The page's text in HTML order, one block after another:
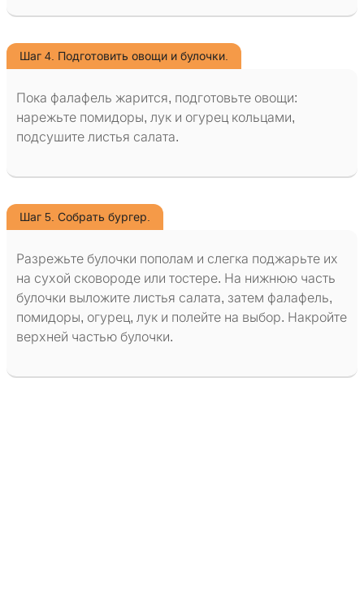
Шаг 4. Подготовить овощи и булочки.
Пока фалафель жарится, подготовьте овощи:
нарежьте помидоры, лук и огурец кольцами,
подсушите листья салата.
Шаг 5. Собрать бургер.
Разрежьте булочки пополам и слегка поджарьте их
на сухой сковороде или тостере. На нижнюю часть
булочки выложите листья салата, затем фалафель,
помидоры, огурец, лук и полейте на выбор. Накройте
верхней частью булочки.